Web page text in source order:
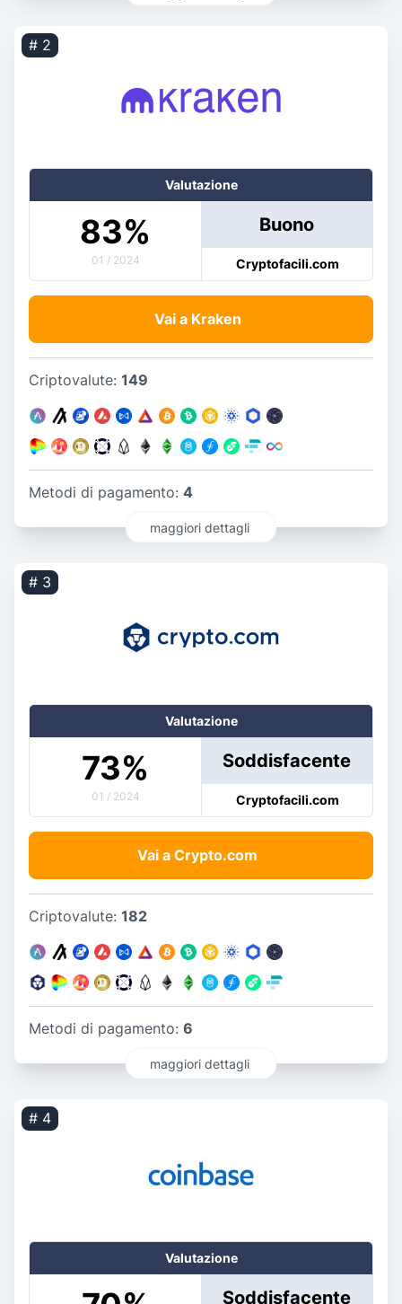
# 2
Valutazione
83%
01 / 2024
Buono
Cryptofacili.com
Vai a Kraken
Criptovalute: 149
Metodi di pagamento: 4
maggiori dettagli
# 3
Valutazione
73%
01 / 2024
Soddisfacente
Cryptofacili.com
Vai a Crypto.com
Criptovalute: 182
Metodi di pagamento: 6
maggiori dettagli
# 4
Valutazione
Soddisfacente